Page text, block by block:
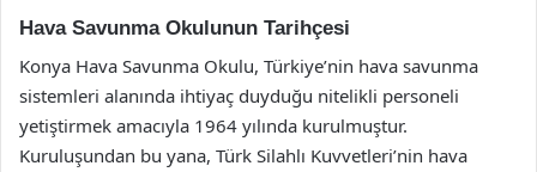
Hava Savunma Okulunun Tarihçesi
Konya Hava Savunma Okulu, Türkiye’nin hava savunma
sistemleri alanında ihtiyaç duyduğu nitelikli personeli
yetiştirmek amacıyla 1964 yılında kurulmuştur.
Kuruluşundan bu yana, Türk Silahlı Kuvvetleri’nin hava